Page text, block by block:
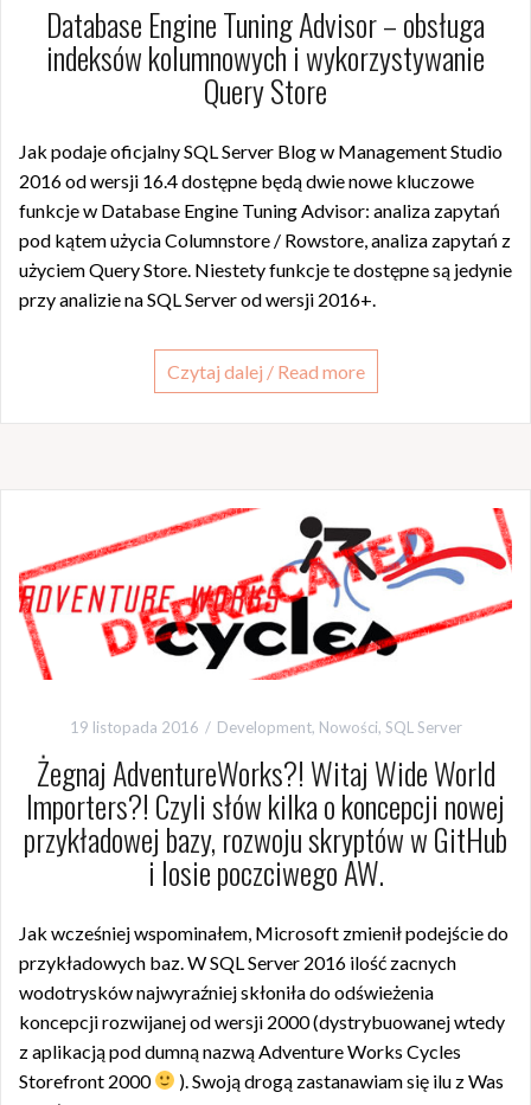
Database Engine Tuning Advisor – obsługa
indeksów kolumnowych i wykorzystywanie
Query Store
Jak podaje oficjalny SQL Server Blog w Management Studio
2016 od wersji 16.4 dostępne będą dwie nowe kluczowe
funkcje w Database Engine Tuning Advisor: analiza zapytań
pod kątem użycia Columnstore / Rowstore, analiza zapytań z
użyciem Query Store. Niestety funkcje te dostępne są jedynie
przy analizie na SQL Server od wersji 2016+.
Czytaj dalej / Read more
19 listopada 2016 Development, Nowości, SQL Server
Żegnaj AdventureWorks?! Witaj Wide World
Importers?! Czyli słów kilka o koncepcji nowej
przykładowej bazy, rozwoju skryptów w GitHub
i losie poczciwego AW.
Jak wcześniej wspominałem, Microsoft zmienił podejście do
przykładowych baz. W SQL Server 2016 ilość zacnych
wodotrysków najwyraźniej skłoniła do odświeżenia
koncepcji rozwijanej od wersji 2000 (dystrybuowanej wtedy
z aplikacją pod dumną nazwą Adventure Works Cycles
Storefront 2000
). Swoją drogą zastanawiam się ilu z Was